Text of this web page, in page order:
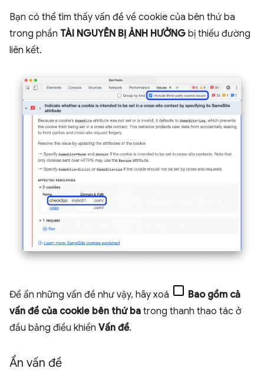
Bạn có thể tìm thấy vấn đề về cookie của bên thứ ba
trong phần TÀI NGUYÊN BỊ ẢNH HƯỞNG bị thiếu đường
liên kết.
Để ẩn những vấn đề như vậy, hãy xoá
Bao gồm cả
vấn đề của cookie bên thứ ba trong thanh thao tác ở
đầu bảng điều khiển Vấn đề.
Ẩn vấn đề